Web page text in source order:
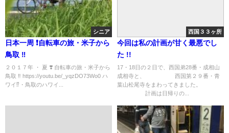
シニア
日本一周 ❗️自転車の旅・米子から
鳥取 ‼︎
２０１７年 ・ 夏 ❣️ 自転車の旅・米子から
鳥取 ‼︎ https://youtu.be/_yqzDO73Wo0 ハ
ワイ⁉️・鳥取のハワイ...
西国３３ヶ所
今回は私の計画が甘く最悪でし
た !!
17・18日の２日で、西国弟28番・成相山
成相寺と、 西国第２９番・青
葉山松尾寺をまわってきました。
計画は日帰りの...